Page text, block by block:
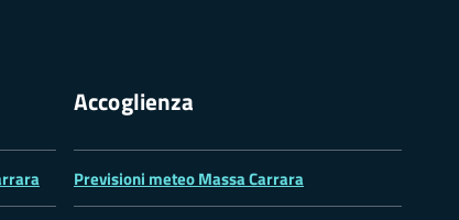
Accoglienza
Previsioni meteo Massa Carrara